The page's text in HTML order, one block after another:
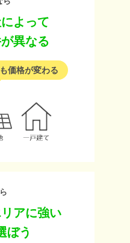
よって
異なる
価格が変わる
アに強い
ぼう